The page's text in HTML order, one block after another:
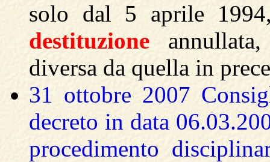
solo dal 5 aprile
destituzione
diversa da quella in
31 ottobre 2007
decreto in data
procedimento